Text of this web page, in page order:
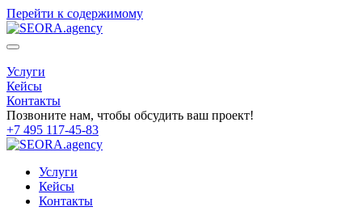
Перейти к содержимому
Услуги
Кейсы
Контакты
Позвоните нам, чтобы обсудить ваш проект!
+7 495 117-45-83
Услуги
Кейсы
Контакты